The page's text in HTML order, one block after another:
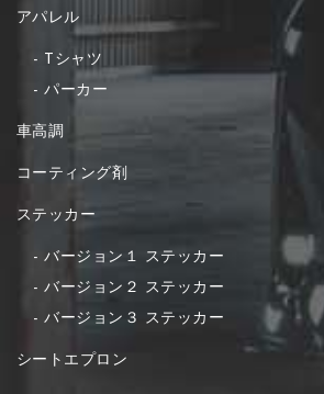
アパレル
Tシャツ
パーカー
車高調
コーティング剤
ステッカー
バージョン１ ステッカー
バージョン２ ステッカー
バージョン３ ステッカー
シートエプロン